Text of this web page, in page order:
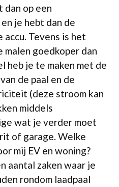
dan op een
je hebt dan de
accu. Tevens is het
malen goedkoper dan
heb je te maken met de
de paal en de
(deze stroom kan
middels
wat je verder moet
of garage. Welke
mij EV en woning?
aantal zaken waar je
rondom laadpaal